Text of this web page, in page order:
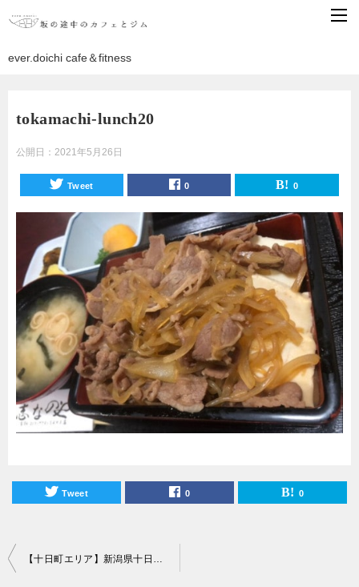
ever.doichi cafe＆fitness
tokamachi-lunch20
公開日： 2021年5月26日
Tweet 0 0
Tweet 0 0
投